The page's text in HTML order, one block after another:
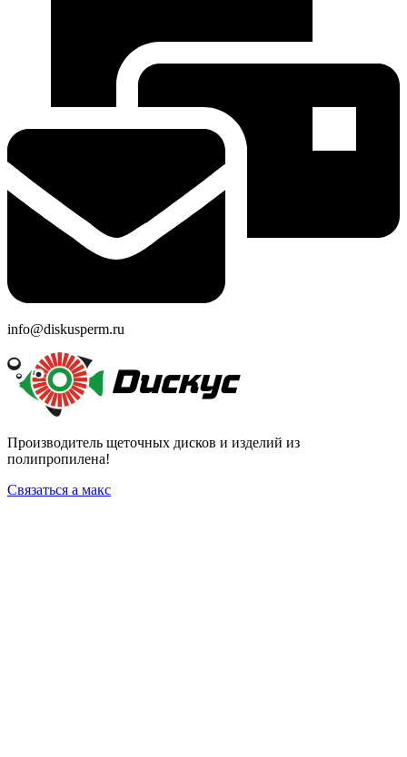
info@diskusperm.ru
Производитель щеточных дисков и изделий из
полипропилена!
Связаться а макс